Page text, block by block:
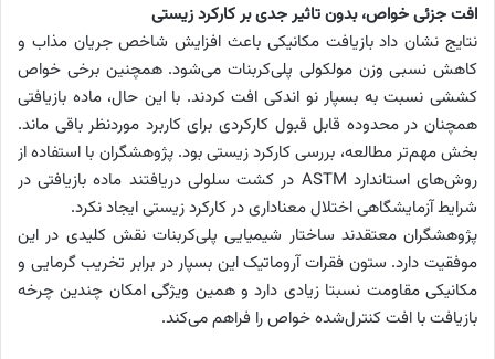
افت جزئی خواص، بدون تاثیر جدی بر کارکرد زیستی
نتایج نشان داد بازیافت مکانیکی باعث افزایش شاخص جریان مذاب و
کاهش نسبی وزن مولکولی پلی‌کربنات می‌شود. همچنین برخی خواص
کششی نسبت به بسپار نو اندکی افت کردند. با این حال، ماده بازیافتی
همچنان در محدوده قابل قبول کارکردی برای کاربرد موردنظر باقی ماند.
بخش مهم‌تر مطالعه، بررسی کارکرد زیستی بود. پژوهشگران با استفاده از
روش‌های استاندارد ASTM در کشت سلولی دریافتند ماده بازیافتی در
شرایط آزمایشگاهی اختلال معناداری در کارکرد زیستی ایجاد نکرد.
پژوهشگران معتقدند ساختار شیمیایی پلی‌کربنات نقش کلیدی در این
موفقیت دارد. ستون فقرات آروماتیک این بسپار در برابر تخریب گرمایی و
مکانیکی مقاومت نسبتا زیادی دارد و همین ویژگی امکان چندین چرخه
بازیافت با افت کنترل‌شده خواص را فراهم می‌کند.